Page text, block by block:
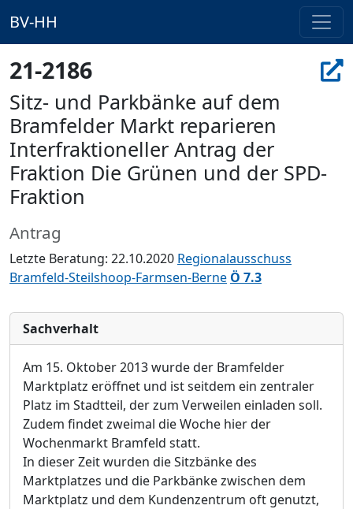
BV-HH
21-2186
Sitz- und Parkbänke auf dem
Bramfelder Markt reparieren
Interfraktioneller Antrag der
Fraktion Die Grünen und der SPD-
Fraktion
Antrag
Letzte Beratung: 22.10.2020 Regionalausschuss
Bramfeld-Steilshoop-Farmsen-Berne Ö 7.3
Sachverhalt
Am 15. Oktober 2013 wurde der Bramfelder
Marktplatz eröffnet und ist seitdem ein zentraler
Platz im Stadtteil, der zum Verweilen einladen soll.
Zudem findet zweimal die Woche hier der
Wochenmarkt Bramfeld statt.
In dieser Zeit wurden die Sitzbänke des
Marktplatzes und die Parkbänke zwischen dem
Marktplatz und dem Kundenzentrum oft genutzt,